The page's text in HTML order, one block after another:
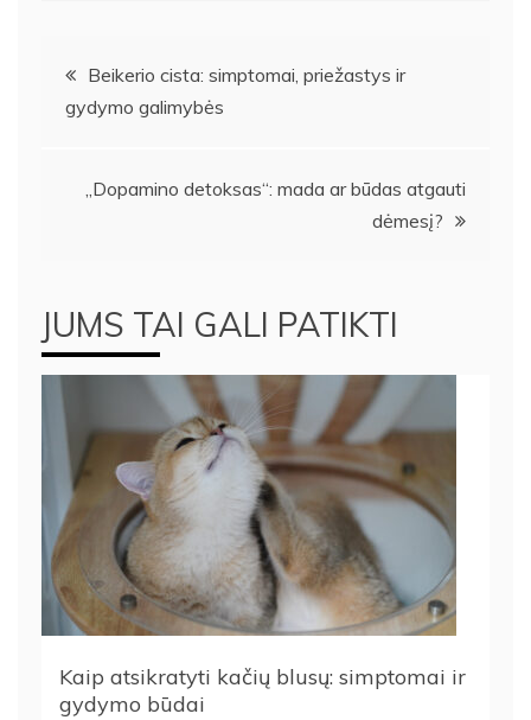
Navigacija
tarp
įrašų
Beikerio cista: simptomai, priežastys ir
gydymo galimybės
„Dopamino detoksas“: mada ar būdas atgauti
dėmesį?
JUMS TAI GALI PATIKTI
Kaip atsikratyti kačių blusų: simptomai ir
gydymo būdai